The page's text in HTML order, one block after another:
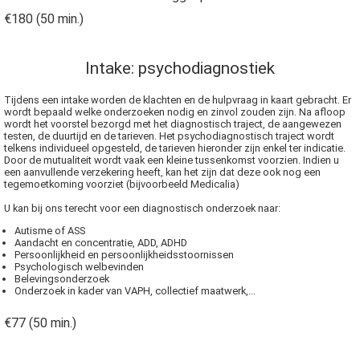
€180 (50 min.)
Intake: psychodiagnostiek
Tijdens een intake worden de klachten en de hulpvraag in kaart gebracht. Er
wordt bepaald welke onderzoeken nodig en zinvol zouden zijn. Na afloop
wordt het voorstel bezorgd met het diagnostisch traject, de aangewezen
testen, de duurtijd en de tarieven. Het psychodiagnostisch traject wordt
telkens individueel opgesteld, de tarieven hieronder zijn enkel ter indicatie.
Door de mutualiteit wordt vaak een kleine tussenkomst voorzien. Indien u
een aanvullende verzekering heeft, kan het zijn dat deze ook nog een
tegemoetkoming voorziet (bijvoorbeeld Medicalia)
U kan bij ons terecht voor een diagnostisch onderzoek naar:
Autisme of ASS
Aandacht en concentratie, ADD, ADHD
Persoonlijkheid en persoonlijkheidsstoornissen
Psychologisch welbevinden
Belevingsonderzoek
Onderzoek in kader van VAPH, collectief maatwerk,...
€77 (50 min.)